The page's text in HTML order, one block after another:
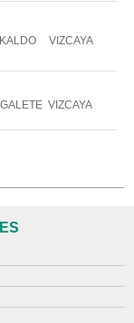
VIZCAYA
VIZCAYA